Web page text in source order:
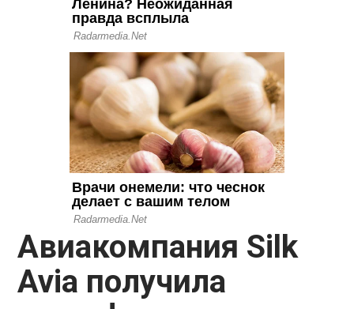
Авиакомпания Silk
Avia получила